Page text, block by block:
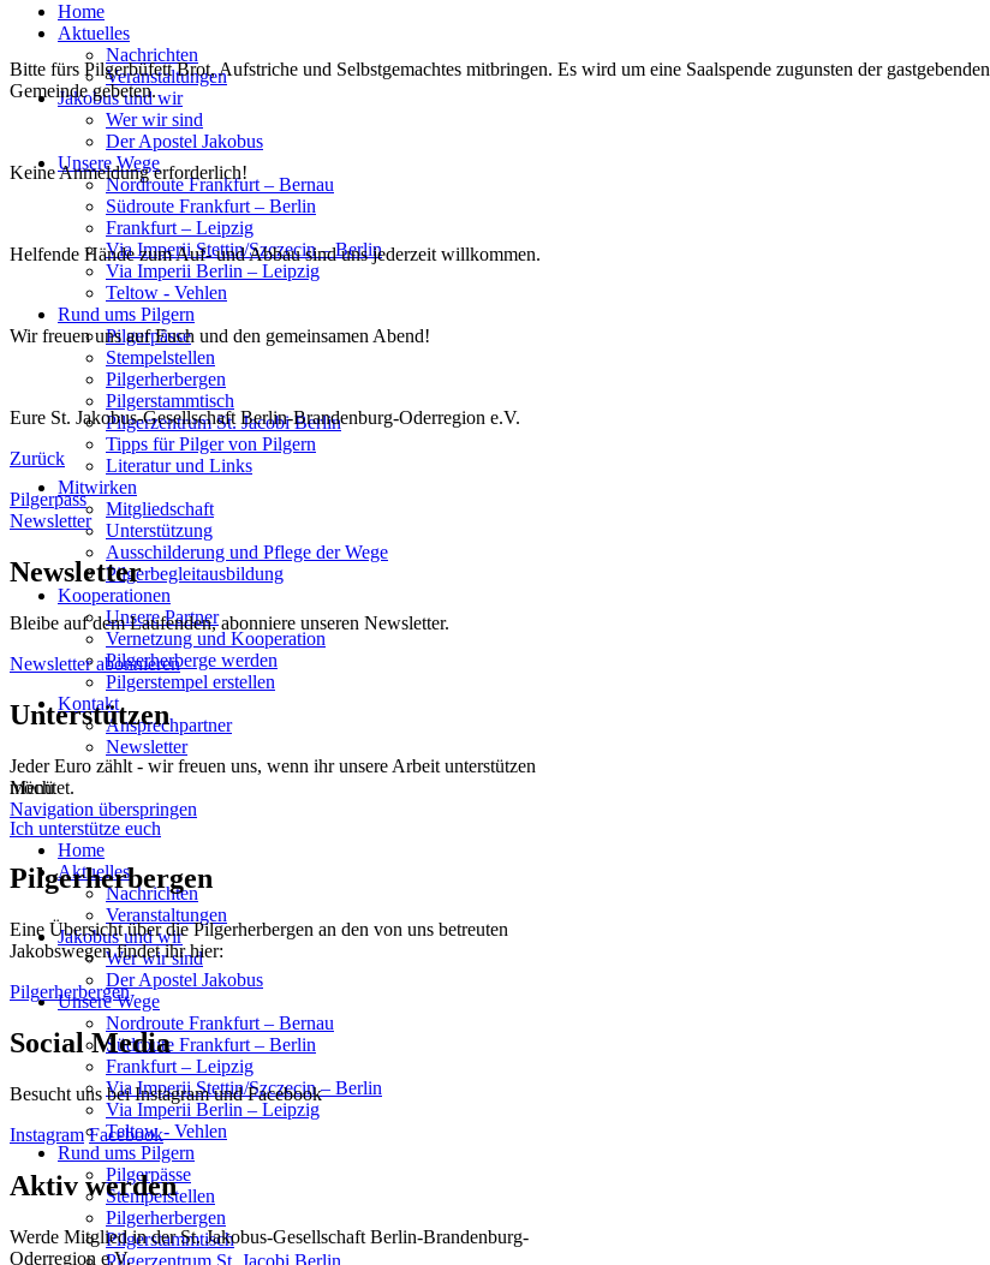
Home
Aktuelles
Nachrichten
Veranstaltungen
Jakobus und wir
Wer wir sind
Der Apostel Jakobus
Unsere Wege
Nordroute Frankfurt – Bernau
Südroute Frankfurt – Berlin
Frankfurt – Leipzig
Via Imperii Stettin/Szczecin – Berlin
Via Imperii Berlin – Leipzig
Teltow - Vehlen
Rund ums Pilgern
Pilgerpässe
Stempelstellen
Pilgerherbergen
Pilgerstammtisch
Pilgerzentrum St. Jacobi Berlin
Tipps für Pilger von Pilgern
Literatur und Links
Mitwirken
Mitgliedschaft
Unterstützung
Ausschilderung und Pflege der Wege
Pilgerbegleitausbildung
Kooperationen
Unsere Partner
Vernetzung und Kooperation
Pilgerherberge werden
Pilgerstempel erstellen
Kontakt
Ansprechpartner
Newsletter
Menü
Navigation überspringen
Home
Aktuelles
Nachrichten
Veranstaltungen
Jakobus und wir
Wer wir sind
Der Apostel Jakobus
Unsere Wege
Nordroute Frankfurt – Bernau
Südroute Frankfurt – Berlin
Frankfurt – Leipzig
Via Imperii Stettin/Szczecin – Berlin
Via Imperii Berlin – Leipzig
Teltow - Vehlen
Rund ums Pilgern
Pilgerpässe
Stempelstellen
Pilgerherbergen
Pilgerstammtisch
Pilgerzentrum St. Jacobi Berlin
Bitte fürs Pilgerbüfett Brot, Aufstriche und Selbstgemachtes mitbringen. Es wird um eine Saalspende zugunsten der gastgebenden
Gemeinde gebeten.
Keine Anmeldung erforderlich!
Helfende Hände zum Auf- und Abbau sind uns jederzeit willkommen.
Wir freuen uns auf Euch und den gemeinsamen Abend!
Eure St. Jakobus-Gesellschaft Berlin-Brandenburg-Oderregion e.V.
Zurück
Pilgerpass
Newsletter
Newsletter
Bleibe auf dem Laufenden, abonniere unseren Newsletter.
Newsletter abonnieren
Unterstützen
Jeder Euro zählt - wir freuen uns, wenn ihr unsere Arbeit unterstützen
möchtet.
Ich unterstütze euch
Pilgerherbergen
Eine Übersicht über die Pilgerherbergen an den von uns betreuten
Jakobswegen findet ihr hier:
Pilgerherbergen
Social Media
Besucht uns bei Instagram und Facebook
Instagram Facebook
Aktiv werden
Werde Mitglied in der St. Jakobus-Gesellschaft Berlin-Brandenburg-
Oderregion e.V.